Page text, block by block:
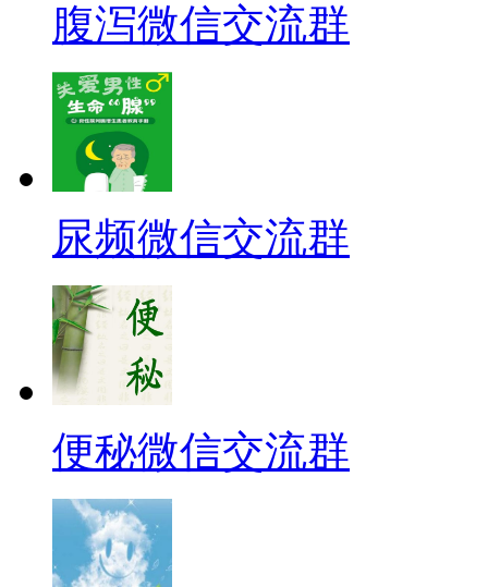
腹泻微信交流群
尿频微信交流群
便秘微信交流群